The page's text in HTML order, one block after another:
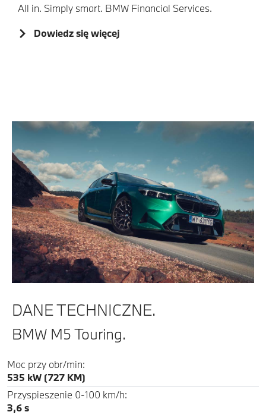
All in. Simply smart. BMW Financial Services.
Dowiedz się więcej
DANE TECHNICZNE.
BMW M5 Touring.
Moc przy obr/min:
535 kW (727 KM)
Przyspieszenie 0-100 km/h:
3,6 s